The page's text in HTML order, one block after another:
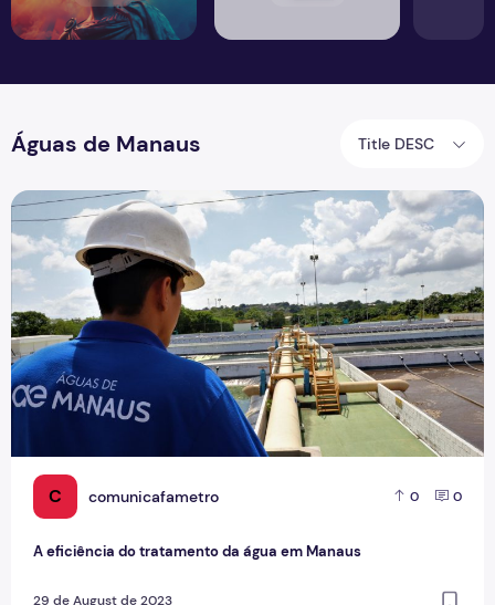
Águas de Manaus Title DESC
C comunicafametro 0 0
A eficiência do tratamento da água em Manaus
29 de August de 2023
A eficiência do tratamento da água em Manaus